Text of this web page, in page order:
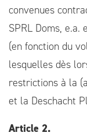
convenues
SPRL Doms, e.a.
(en fonction du
lesquelles dès
restrictions à la
et la Deschacht
Article 2.